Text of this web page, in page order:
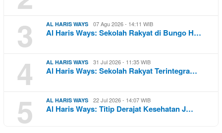
3 AL HARIS WAYS 07 Agu 2026 - 14:11 WIB
Al Haris Ways: Sekolah Rakyat di Bungo H…
4 AL HARIS WAYS 31 Jul 2026 - 11:35 WIB
Al Haris Ways: Sekolah Rakyat Terintegra…
5 AL HARIS WAYS 22 Jul 2026 - 14:07 WIB
Al Haris Ways: Titip Derajat Kesehatan J…